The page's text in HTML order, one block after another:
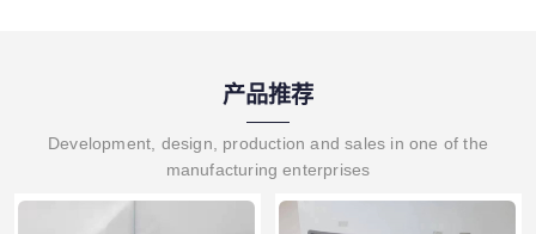
产品推荐
Development, design, production and sales in one of the
manufacturing enterprises